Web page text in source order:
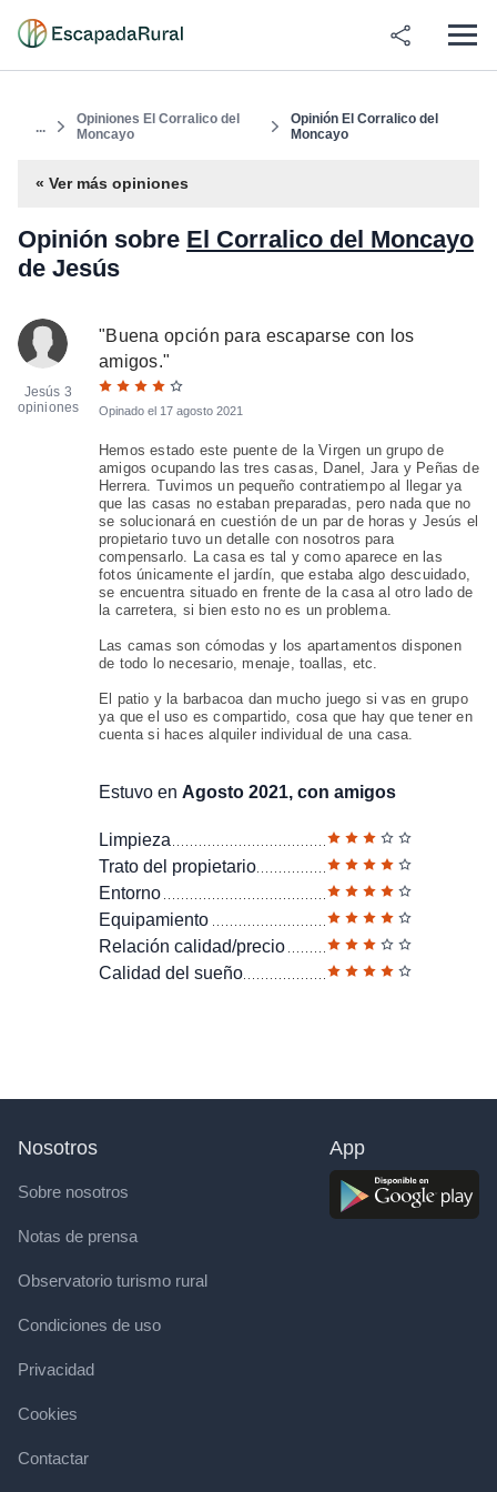
...
Opiniones El Corralico del
Moncayo
Opinión El Corralico del
Moncayo
« Ver más opiniones
Opinión sobre El Corralico del Moncayo
de Jesús
Jesús 3
opiniones
"Buena opción para escaparse con los
amigos."
Opinado el 17 agosto 2021
Hemos estado este puente de la Virgen un grupo de
amigos ocupando las tres casas, Danel, Jara y Peñas de
Herrera. Tuvimos un pequeño contratiempo al llegar ya
que las casas no estaban preparadas, pero nada que no
se solucionará en cuestión de un par de horas y Jesús el
propietario tuvo un detalle con nosotros para
compensarlo. La casa es tal y como aparece en las
fotos únicamente el jardín, que estaba algo descuidado,
se encuentra situado en frente de la casa al otro lado de
la carretera, si bien esto no es un problema.
Las camas son cómodas y los apartamentos disponen
de todo lo necesario, menaje, toallas, etc.
El patio y la barbacoa dan mucho juego si vas en grupo
ya que el uso es compartido, cosa que hay que tener en
cuenta si haces alquiler individual de una casa.
Estuvo en Agosto 2021, con amigos
Limpieza
Trato del propietario
Entorno
Equipamiento
Relación calidad/precio
Calidad del sueño
Nosotros
Sobre nosotros
Notas de prensa
Observatorio turismo rural
Condiciones de uso
Privacidad
Cookies
Contactar
App